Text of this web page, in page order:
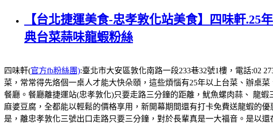
【台北捷運美食-忠孝敦化站美食】四味軒
典台菜蒜味龍蝦粉絲
四味軒(官方fb粉絲團):臺北市大安區敦化南路一段233巷32號1樓，電話:02
菜，常常得先烙個一桌人才能大快朵頤，這些煩惱有25年以上台菜、辦桌
餐廳。餐廳離捷運站(忠孝敦化)只要走路三分鐘的距離，魷魚螺肉蒜、 龍
麻婆豆腐，全都能以輕鬆的價格享用，新開幕期間還有打卡免費送龍蝦的優
是，離忠孝敦化三號出口走路只要三分鐘，對於長輩真是一大福音。是以